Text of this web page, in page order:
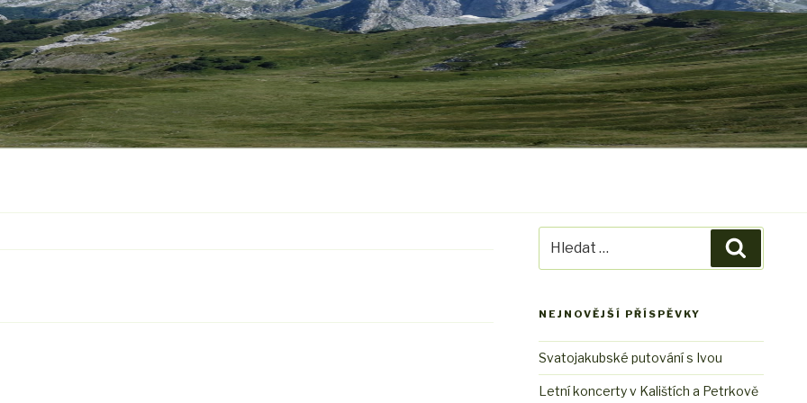
NEJNOVĚJŠÍ PŘÍSPĚVKY
Svatojakubské putování s Ivou
Letní koncerty v Kalištích a Petrkově